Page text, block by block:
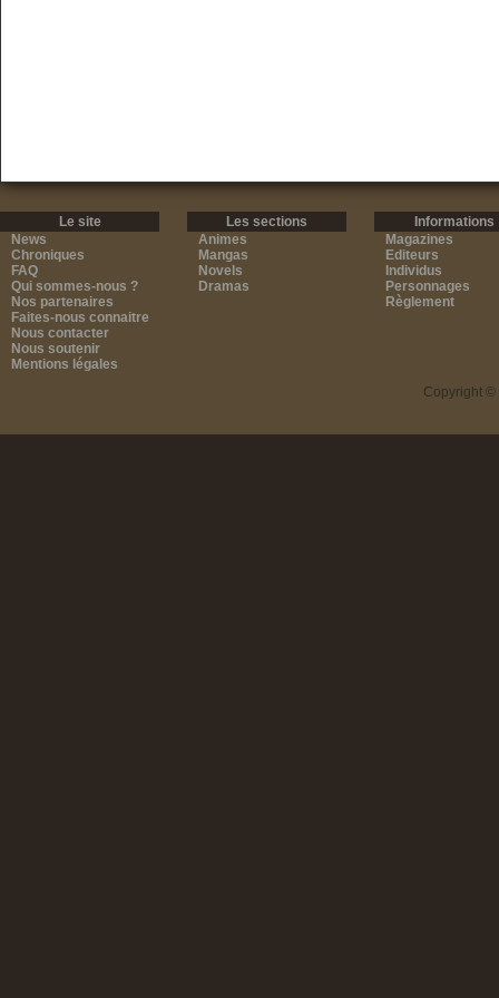
Le site
News
Chroniques
FAQ
Qui sommes-nous ?
Nos partenaires
Faites-nous connaitre
Nous contacter
Nous soutenir
Mentions légales
Les sections
Animes
Mangas
Novels
Dramas
Informations
Magazines
Editeurs
Individus
Personnages
Règlement
Copyright ©